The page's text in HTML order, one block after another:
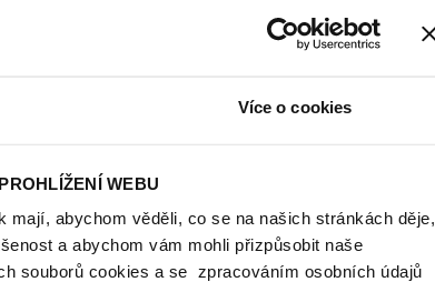
Více o cookies
WEBU
abychom věděli, co se na našich stránkách děje,
a abychom vám mohli přizpůsobit naše
souborů cookies a se zpracováním osobních údajů